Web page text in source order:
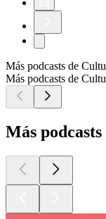
Más podcasts de
Más podcasts de
Más